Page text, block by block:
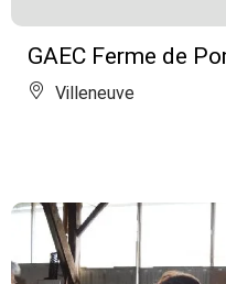
GAEC Ferme de
Villeneuve